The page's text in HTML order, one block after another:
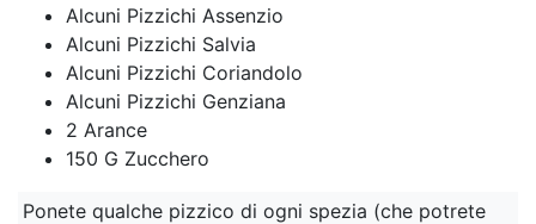
Alcuni Pizzichi Assenzio
Alcuni Pizzichi Salvia
Alcuni Pizzichi Coriandolo
Alcuni Pizzichi Genziana
2 Arance
150 G Zucchero
Ponete qualche pizzico di ogni spezia (che potrete